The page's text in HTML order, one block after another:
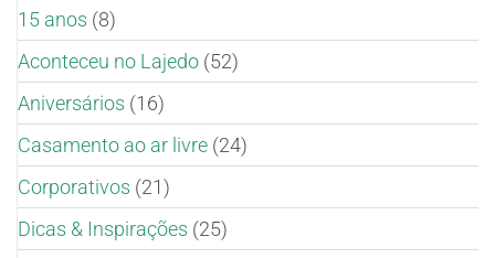
15 anos (8)
Aconteceu no Lajedo (52)
Aniversários (16)
Casamento ao ar livre (24)
Corporativos (21)
Dicas & Inspirações (25)